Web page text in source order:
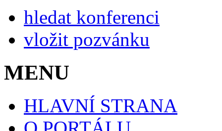
hledat konferenci
vložit pozvánku
MENU
HLAVNÍ STRANA